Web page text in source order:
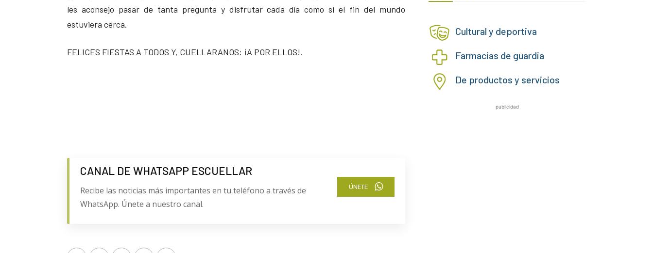
les aconsejo pasar de tanta pregunta y disfrutar cada día como si el fin del mundo
estuviera cerca.
FELICES FIESTAS A TODOS Y, CUELLARANOS: ¡A POR ELLOS!.
CANAL DE WHATSAPP ESCUELLAR
Recibe las noticias más importantes en tu teléfono a través de
WhatsApp. Únete a nuestro canal.
ÚNETE
Cultural y deportiva
Farmacias de guardia
De productos y servicios
publicidad